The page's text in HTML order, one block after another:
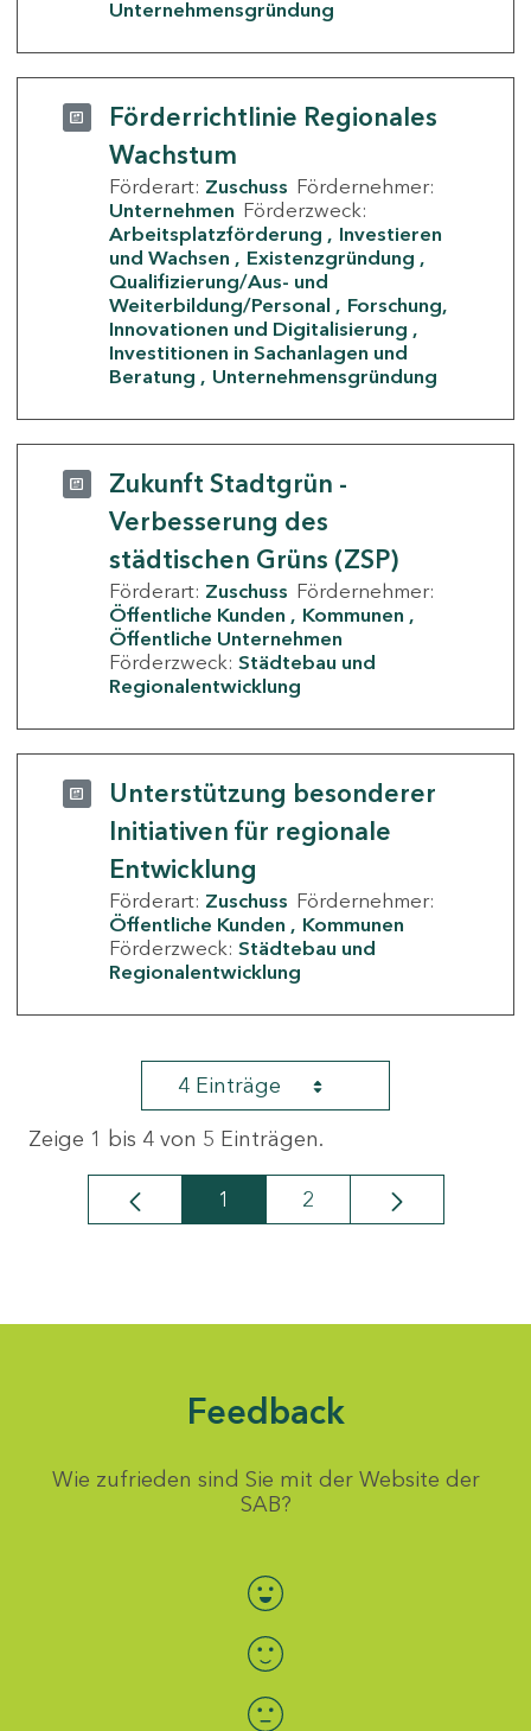
Unternehmensgründung
Förderrichtlinie Regionales
Wachstum
Förderart: Zuschuss Fördernehmer:
Unternehmen Förderzweck:
Arbeitsplatzförderung
Investieren
und Wachsen
Existenzgründung
Qualifizierung/Aus- und
Weiterbildung/Personal
Forschung,
Innovationen und Digitalisierung
Investitionen in Sachanlagen und
Beratung
Unternehmensgründung
Zukunft Stadtgrün -
Verbesserung des
städtischen Grüns (ZSP)
Förderart: Zuschuss Fördernehmer:
Öffentliche Kunden
Kommunen
Öffentliche Unternehmen
Förderzweck: Städtebau und
Regionalentwicklung
Unterstützung besonderer
Initiativen für regionale
Entwicklung
Förderart: Zuschuss Fördernehmer:
Öffentliche Kunden
Kommunen
Förderzweck: Städtebau und
Regionalentwicklung
4 Einträge
Zeige 1 bis 4 von 5 Einträgen.
Seite
1 Seite
2
Feedback
Wie zufrieden sind Sie mit der Website der
SAB?
Bewertung auswählen